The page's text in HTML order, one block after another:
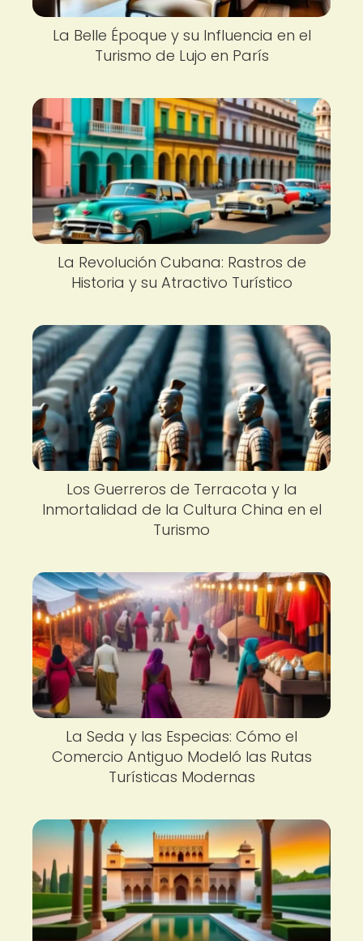
La Belle Époque y su Influencia en el
Turismo de Lujo en París
La Revolución Cubana: Rastros de
Historia y su Atractivo Turístico
Los Guerreros de Terracota y la
Inmortalidad de la Cultura China en el
Turismo
La Seda y las Especias: Cómo el
Comercio Antiguo Modeló las Rutas
Turísticas Modernas